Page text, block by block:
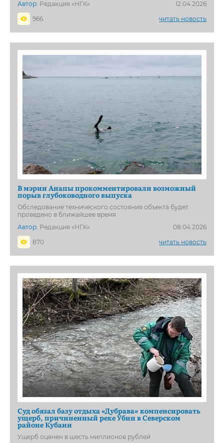
Автор: Редакция «НГК»
12.04.2026
966
читать новость
В мэрии Анапы прокомментировали возможный
порыв глубоководного выпуска
Обследование технического состояния объекта будет
проведено в ближайшее время
Автор: Редакция «НГК»
08.04.2026
870
читать новость
Суд обязал базу отдыха «Дубрава» компенсировать
ущерб, причиненный реке Убин в Северском
районе Кубани
Ущерб оценен в шесть миллионов рублей